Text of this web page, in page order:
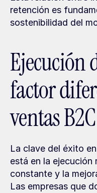
retención es
sostenibilidad del
Ejecución
factor
ventas B2C
La clave del éxito
está en la ejecución
constante y la
Las empresas que